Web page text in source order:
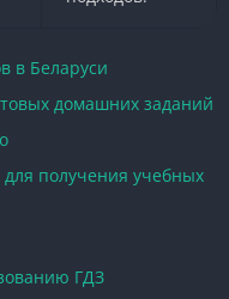
в Беларуси
домашних заданий
получения учебных
ГДЗ